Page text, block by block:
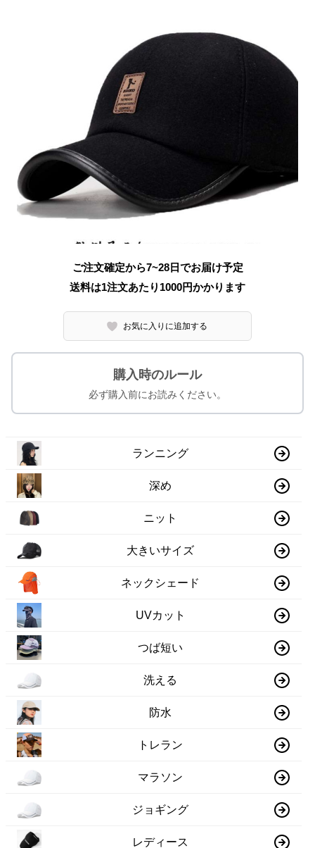
ご注文確定から7~28日でお届け予定
送料は1注文あたり 1000円かかります
お気に入りに追加する
購入時のルール
必ず購入前にお読みください。
ランニング
深め
ニット
大きいサイズ
ネックシェード
UVカット
つば短い
洗える
防水
トレラン
マラソン
ジョギング
レディース